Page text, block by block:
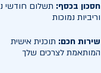
חסכון בכסף: תשלום חודשי
וריביות נמוכות
שירות חכם: תוכנית אישית
המותאמת לצרכים שלך